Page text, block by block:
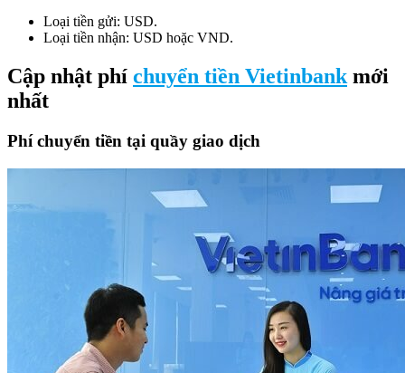
Loại tiền gửi: USD.
Loại tiền nhận: USD hoặc VND.
Cập nhật phí chuyển tiền Vietinbankmới
nhất
Phí chuyển tiền tại quầy giao dịch